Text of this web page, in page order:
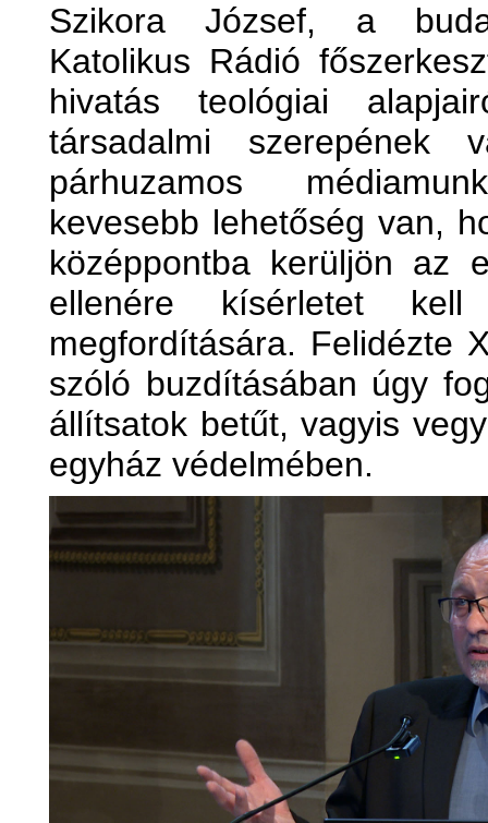
Szikora József, a
Katolikus Rádió
hivatás teológiai
társadalmi szerepének
párhuzamos
kevesebb lehetőség van,
középpontba kerüljön az
ellenére kísérletet
megfordítására. Felidézte
szóló buzdításában úgy
állítsatok betűt, vagyis
egyház védelmében.